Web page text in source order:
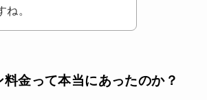
ね。
金って本当にあったのか？